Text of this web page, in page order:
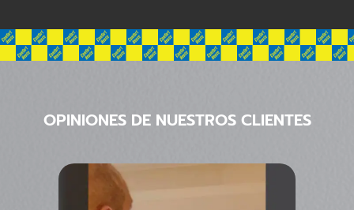
OPINIONES DE NUESTROS CLIENTES